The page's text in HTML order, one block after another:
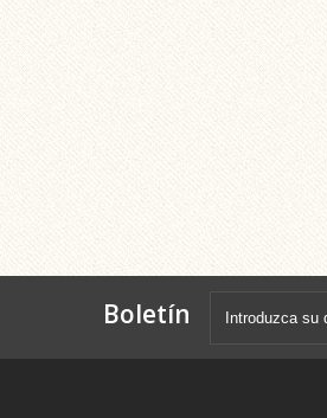
Boletín